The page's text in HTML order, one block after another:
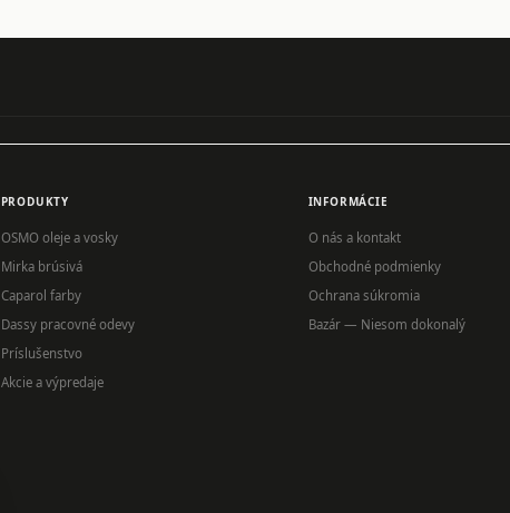
PRODUKTY
OSMO oleje a vosky
Mirka brúsivá
Caparol farby
Dassy pracovné odevy
Príslušenstvo
Akcie a výpredaje
INFORMÁCIE
O nás a kontakt
Obchodné podmienky
Ochrana súkromia
Bazár — Niesom dokonalý